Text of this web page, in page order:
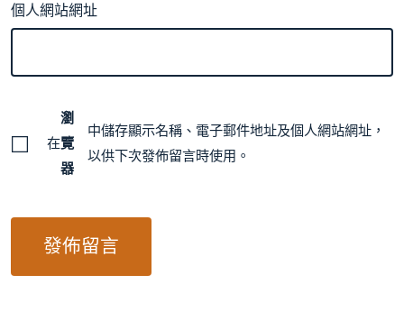
個人網站網址
在
瀏
覽
器
中儲存顯示名稱、電子郵件地址及個人網站網址，
以供下次發佈留言時使用。